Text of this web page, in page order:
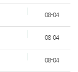
08-04
08-04
08-04